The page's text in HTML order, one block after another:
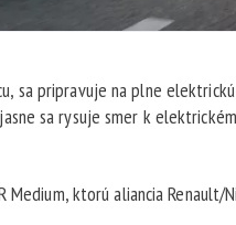
sa pripravuje na plne
sa rysuje smer k
ktorú aliancia Renault/